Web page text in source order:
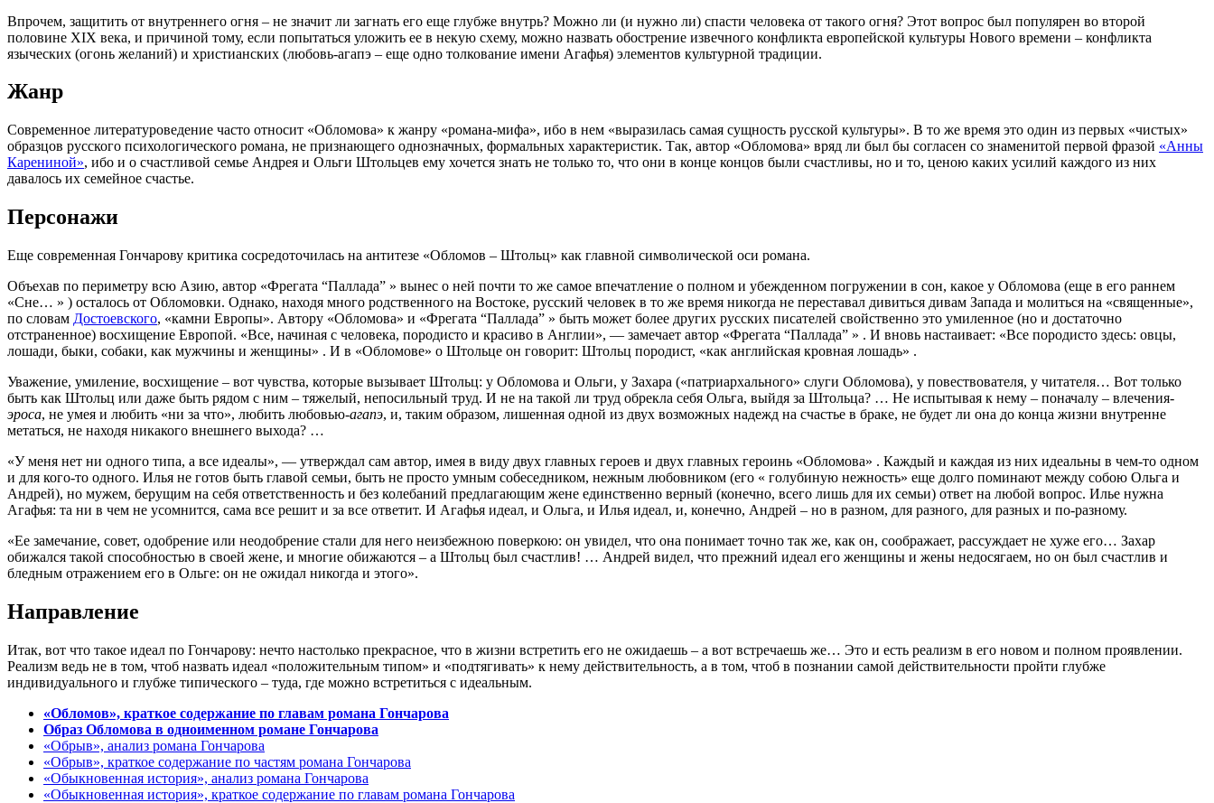
Впрочем, защитить от внутреннего огня – не значит ли загнать его еще глубже внутрь? Можно ли (и нужно ли) спасти человека от такого огня? Этот вопрос был популярен во второй
половине ХІХ века, и причиной тому, если попытаться уложить ее в некую схему, можно назвать обострение извечного конфликта европейской культуры Нового времени – конфликта
языческих (огонь желаний) и христианских (любовь-агапэ – еще одно толкование имени Агафья) элементов культурной традиции.
Жанр
Современное литературоведение часто относит «Обломова» к жанру «романа-мифа», ибо в нем «выразилась самая сущность русской культуры». В то же время это один из первых «чистых»
образцов русского психологического романа, не признающего однозначных, формальных характеристик. Так, автор «Обломова» вряд ли был бы согласен со знаменитой первой фразой «Анны
Карениной», ибо и о счастливой семье Андрея и Ольги Штольцев ему хочется знать не только то, что они в конце концов были счастливы, но и то, ценою каких усилий каждого из них
давалось их семейное счастье.
Персонажи
Еще современная Гончарову критика сосредоточилась на антитезе «Обломов – Штольц» как главной символической оси романа.
Объехав по периметру всю Азию, автор «Фрегата “Паллада” » вынес о ней почти то же самое впечатление о полном и убежденном погружении в сон, какое у Обломова (еще в его раннем
«Сне… » ) осталось от Обломовки. Однако, находя много родственного на Востоке, русский человек в то же время никогда не переставал дивиться дивам Запада и молиться на «священные»,
по словам Достоевского, «камни Европы». Автору «Обломова» и «Фрегата “Паллада” » быть может более других русских писателей свойственно это умиленное (но и достаточно
отстраненное) восхищение Европой. «Все, начиная с человека, породисто и красиво в Англии», — замечает автор «Фрегата “Паллада” » . И вновь настаивает: «Все породисто здесь: овцы,
лошади, быки, собаки, как мужчины и женщины» . И в «Обломове» о Штольце он говорит: Штольц породист, «как английская кровная лошадь» .
Уважение, умиление, восхищение – вот чувства, которые вызывает Штольц: у Обломова и Ольги, у Захара («патриархального» слуги Обломова), у повествователя, у читателя… Вот только
быть как Штольц или даже быть рядом с ним – тяжелый, непосильный труд. И не на такой ли труд обрекла себя Ольга, выйдя за Штольца? … Не испытывая к нему – поначалу – влечения-
эроса, не умея и любить «ни за что», любить любовью-агапэ, и, таким образом, лишенная одной из двух возможных надежд на счастье в браке, не будет ли она до конца жизни внутренне
метаться, не находя никакого внешнего выхода? …
«У меня нет ни одного типа, а все идеалы», — утверждал сам автор, имея в виду двух главных героев и двух главных героинь «Обломова» . Каждый и каждая из них идеальны в чем-то одном
и для кого-то одного. Илья не готов быть главой семьи, быть не просто умным собеседником, нежным любовником (его « голубиную нежность» еще долго поминают между собою Ольга и
Андрей), но мужем, берущим на себя ответственность и без колебаний предлагающим жене единственно верный (конечно, всего лишь для их семьи) ответ на любой вопрос. Илье нужна
Агафья: та ни в чем не усомнится, сама все решит и за все ответит. И Агафья идеал, и Ольга, и Илья идеал, и, конечно, Андрей – но в разном, для разного, для разных и по-разному.
«Ее замечание, совет, одобрение или неодобрение стали для него неизбежною поверкою: он увидел, что она понимает точно так же, как он, соображает, рассуждает не хуже его… Захар
обижался такой способностью в своей жене, и многие обижаются – а Штольц был счастлив! … Андрей видел, что прежний идеал его женщины и жены недосягаем, но он был счастлив и
бледным отражением его в Ольге: он не ожидал никогда и этого».
Направление
Итак, вот что такое идеал по Гончарову: нечто настолько прекрасное, что в жизни встретить его не ожидаешь – а вот встречаешь же… Это и есть реализм в его новом и полном проявлении.
Реализм ведь не в том, чтоб назвать идеал «положительным типом» и «подтягивать» к нему действительность, а в том, чтоб в познании самой действительности пройти глубже
индивидуального и глубже типического – туда, где можно встретиться с идеальным.
«Обломов», краткое содержание по главам романа Гончарова
Образ Обломова в одноименном романе Гончарова
«Обрыв», анализ романа Гончарова
«Обрыв», краткое содержание по частям романа Гончарова
«Обыкновенная история», анализ романа Гончарова
«Обыкновенная история», краткое содержание по главам романа Гончарова